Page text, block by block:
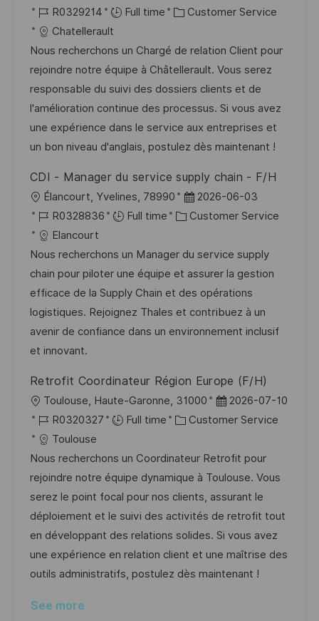
o
c
a
t
i
o
n
o
t
e
d
D
a
t
J
o
b
I
d
R0329214 Full time
C
t
e
g
o
r
y
Customer Service
Chatellerault
Nous recherchons un Chargé de relation Client pour
rejoindre notre équipe à Châtellerault. Vous serez
responsable du suivi des dossiers clients et de
l'amélioration continue des processus. Si vous avez
une expérience dans le service aux entreprises et
un bon niveau d'anglais, postulez dès maintenant !
CDI - Manager du service supply chain - F/H
L
o
c
a
t
i
o
n
Élancourt, Yvelines, 78990
P
o
t
e
d
D
a
2026-06-03
J
o
b
I
d
R0328836 Full time
C
t
e
g
o
r
Customer Service
Elancourt
Nous recherchons un Manager du service supply
chain pour piloter une équipe et assurer la gestion
efficace de la Supply Chain et des opérations
logistiques. Rejoignez Thales et contribuez à un
avenir de confiance dans un environnement inclusif
et innovant.
Retrofit Coordinateur Région Europe (F/H)
L
o
c
a
t
i
o
n
Toulouse, Haute-Garonne, 31000
P
o
t
e
d
D
a
t
e
2026-07-10
J
o
b
I
d
R0320327 Full time
C
t
e
g
o
r
y
Customer Service
Toulouse
Nous recherchons un Coordinateur Retrofit pour
rejoindre notre équipe dynamique à Toulouse. Vous
serez le point focal pour nos clients, assurant le
déploiement et le suivi des activités de retrofit tout
en développant des relations solides. Si vous avez
une expérience en relation client et une maîtrise des
outils administratifs, postulez dès maintenant !
See more